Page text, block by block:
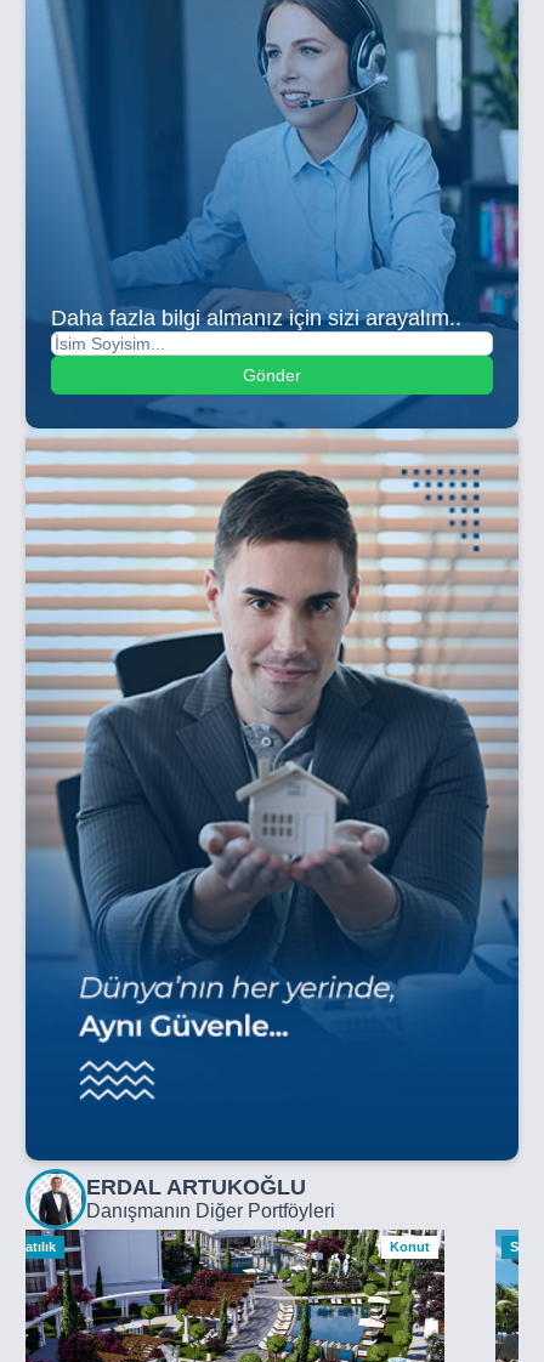
Daha fazla bilgi almanız için sizi arayalım..
Gönder
ERDAL ARTUKOĞLU
Danışmanın Diğer Portföyleri
Satılık Konut